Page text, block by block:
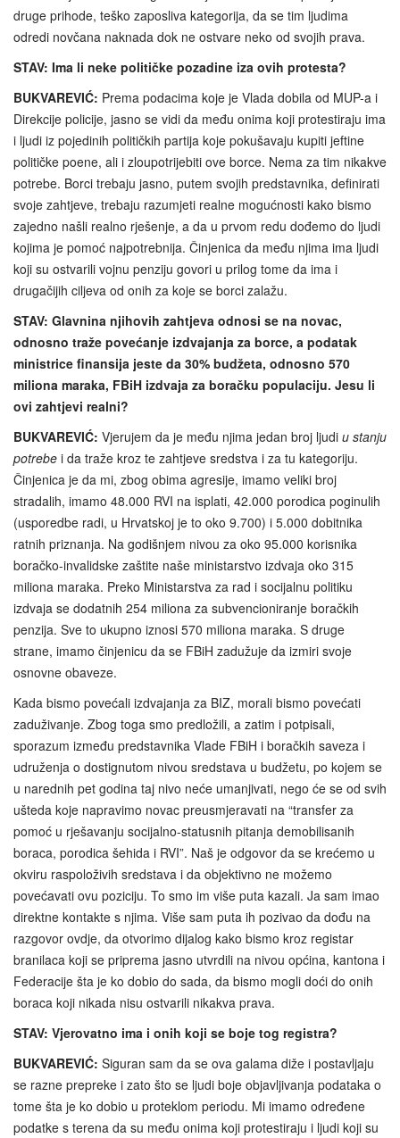
druge prihode, teško zaposliva kategorija, da se tim ljudima
odredi novčana naknada dok ne ostvare neko od svojih prava.
STAV: Ima li neke političke pozadine iza ovih protesta?
BUKVAREVIĆ: Prema podacima koje je Vlada dobila od MUP-a i
Direkcije policije, jasno se vidi da među onima koji protestiraju ima
i ljudi iz pojedinih političkih partija koje pokušavaju kupiti jeftine
političke poene, ali i zloupotrijebiti ove borce. Nema za tim nikakve
potrebe. Borci trebaju jasno, putem svojih predstavnika, definirati
svoje zahtjeve, trebaju razumjeti realne mogućnosti kako bismo
zajedno našli realno rješenje, a da u prvom redu dođemo do ljudi
kojima je pomoć najpotrebnija. Činjenica da među njima ima ljudi
koji su ostvarili vojnu penziju govori u prilog tome da ima i
drugačijih ciljeva od onih za koje se borci zalažu.
STAV: Glavnina njihovih zahtjeva odnosi se na novac,
odnosno traže povećanje izdvajanja za borce, a podatak
ministrice finansija jeste da 30% budžeta, odnosno 570
miliona maraka, FBiH izdvaja za boračku populaciju. Jesu li
ovi zahtjevi realni?
BUKVAREVIĆ: Vjerujem da je među njima jedan broj ljudi u stanju
potrebe i da traže kroz te zahtjeve sredstva i za tu kategoriju.
Činjenica je da mi, zbog obima agresije, imamo veliki broj
stradalih, imamo 48.000 RVI na isplati, 42.000 porodica poginulih
(usporedbe radi, u Hrvatskoj je to oko 9.700) i 5.000 dobitnika
ratnih priznanja. Na godišnjem nivou za oko 95.000 korisnika
boračko-invalidske zaštite naše ministarstvo izdvaja oko 315
miliona maraka. Preko Ministarstva za rad i socijalnu politiku
izdvaja se dodatnih 254 miliona za subvencioniranje boračkih
penzija. Sve to ukupno iznosi 570 miliona maraka. S druge
strane, imamo činjenicu da se FBiH zadužuje da izmiri svoje
osnovne obaveze.
Kada bismo povećali izdvajanja za BIZ, morali bismo povećati
zaduživanje. Zbog toga smo predložili, a zatim i potpisali,
sporazum između predstavnika Vlade FBiH i boračkih saveza i
udruženja o dostignutom nivou sredstava u budžetu, po kojem se
u narednih pet godina taj nivo neće umanjivati, nego će se od svih
ušteda koje napravimo novac preusmjeravati na “transfer za
pomoć u rješavanju socijalno-statusnih pitanja demobilisanih
boraca, porodica šehida i RVI”. Naš je odgovor da se krećemo u
okviru raspoloživih sredstava i da objektivno ne možemo
povećavati ovu poziciju. To smo im više puta kazali. Ja sam imao
direktne kontakte s njima. Više sam puta ih pozivao da dođu na
razgovor ovdje, da otvorimo dijalog kako bismo kroz registar
branilaca koji se priprema jasno utvrdili na nivou općina, kantona i
Federacije šta je ko dobio do sada, da bismo mogli doći do onih
boraca koji nikada nisu ostvarili nikakva prava.
STAV: Vjerovatno ima i onih koji se boje tog registra?
BUKVAREVIĆ: Siguran sam da se ova galama diže i postavljaju
se razne prepreke i zato što se ljudi boje objavljivanja podataka o
tome šta je ko dobio u proteklom periodu. Mi imamo određene
podatke s terena da su među onima koji protestiraju i ljudi koji su